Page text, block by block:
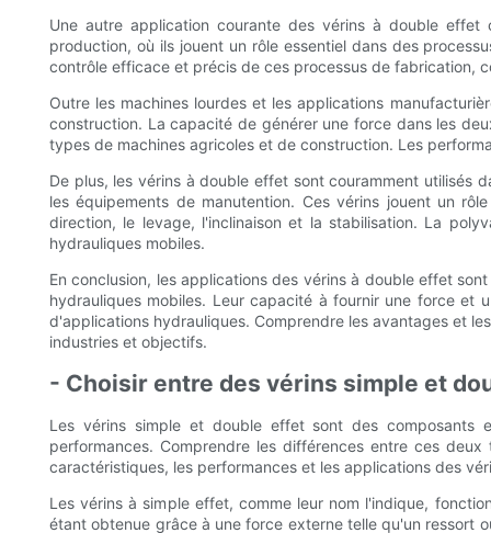
Une autre application courante des vérins à double
production, où ils jouent un rôle essentiel dans des
contrôle efficace et précis de ces processus de fabrication,
Outre les machines lourdes et les applications
construction. La capacité de générer une force dans les
types de machines agricoles et de construction. Les
De plus, les vérins à double effet sont couramment utilisés
les équipements de manutention. Ces vérins jouent un
direction, le levage, l'inclinaison et la stabilisation. La
hydrauliques mobiles.
En conclusion, les applications des vérins à double effet
hydrauliques mobiles. Leur capacité à fournir une force et
d'applications hydrauliques. Comprendre les avantages et
industries et objectifs.
- Choisir entre des vérins simple et
Les vérins simple et double effet sont des composants
performances. Comprendre les différences entre ces
caractéristiques, les performances et les applications des
Les vérins à simple effet, comme leur nom l'indique,
étant obtenue grâce à une force externe telle qu'un ressort